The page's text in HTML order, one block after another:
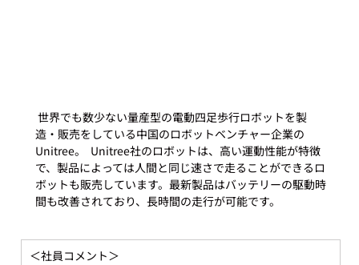
造・販売をしている中国のロボットベンチャー企業の
Unitree。  Unitree社のロボットは、高い運動性能が特徴
で、製品によっては人間と同じ速さで走ることができるロ
ボットも販売しています。最新製品はバッテリーの駆動時
間も改善されており、長時間の走行が可能です。
＜社員コメント＞